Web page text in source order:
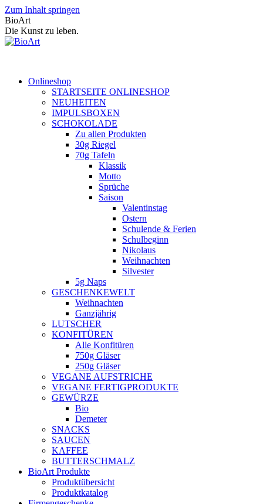
Zum Inhalt springen
BioArt
Die Kunst zu leben.
Onlineshop
STARTSEITE ONLINESHOP
NEUHEITEN
IMPULSBOXEN
SCHOKOLADE
Zu allen Produkten
30g Riegel
70g Tafeln
Klassik
Motto
Sprüche
Saison
Valentinstag
Ostern
Schulende & Ferien
Schulbeginn
Nikolaus
Weihnachten
Silvester
5g Naps
GESCHENKEWELT
Weihnachten
Ganzjährig
LUTSCHER
KONFITÜREN
Alle Konfitüren
750g Gläser
250g Gläser
VEGANE AUFSTRICHE
VEGANE FERTIGPRODUKTE
GEWÜRZE
Bio
Demeter
SNACKS
SAUCEN
KAFFEE
BUTTERSCHMALZ
BioArt Produkte
Produktübersicht
Produktkatalog